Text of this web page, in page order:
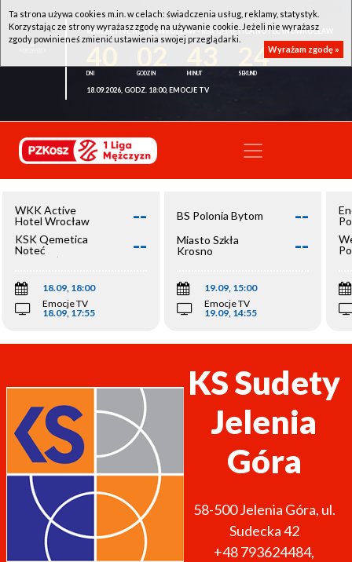
WKK ACTIVE HOTEL WROCŁAW - KSK QEMETICA NOTEĆ INOWROCŁAW
23
18.09.2026, GODZ. 18:00, EMOCJE TV
WKK Active
Hotel Wrocław
--
KSK Qemetica
Noteć
Inowrocław
--
18.09, 18:00
Emocje TV
18.09, 17:55
BS Polonia Bytom --
Miasto Szkła
Krosno
--
19.09, 15:00
Emocje TV
19.09, 14:55
KS Sudety
Jelenia
Góra
58-500 Jelenia Góra, ul.
Sudecka 42
+48 793624484,
Ta strona używa cookies m.in. w celach: świadczenia usług, reklamy, statystyk.
Korzystając ze strony wyrażasz zgodę na używanie cookie. Jeżeli nie wyrażasz
zgody powinieneś zmienić ustawienia swojej przeglądarki.
Wyrażam zgodę »